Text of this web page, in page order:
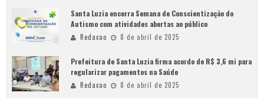
Santa Luzia encerra Semana de Conscientização do
Autismo com atividades abertas ao público
Redacao 8 de abril de 2025
Prefeitura de Santa Luzia firma acordo de R$ 3,6 mi para
regularizar pagamentos na Saúde
Redacao 8 de abril de 2025